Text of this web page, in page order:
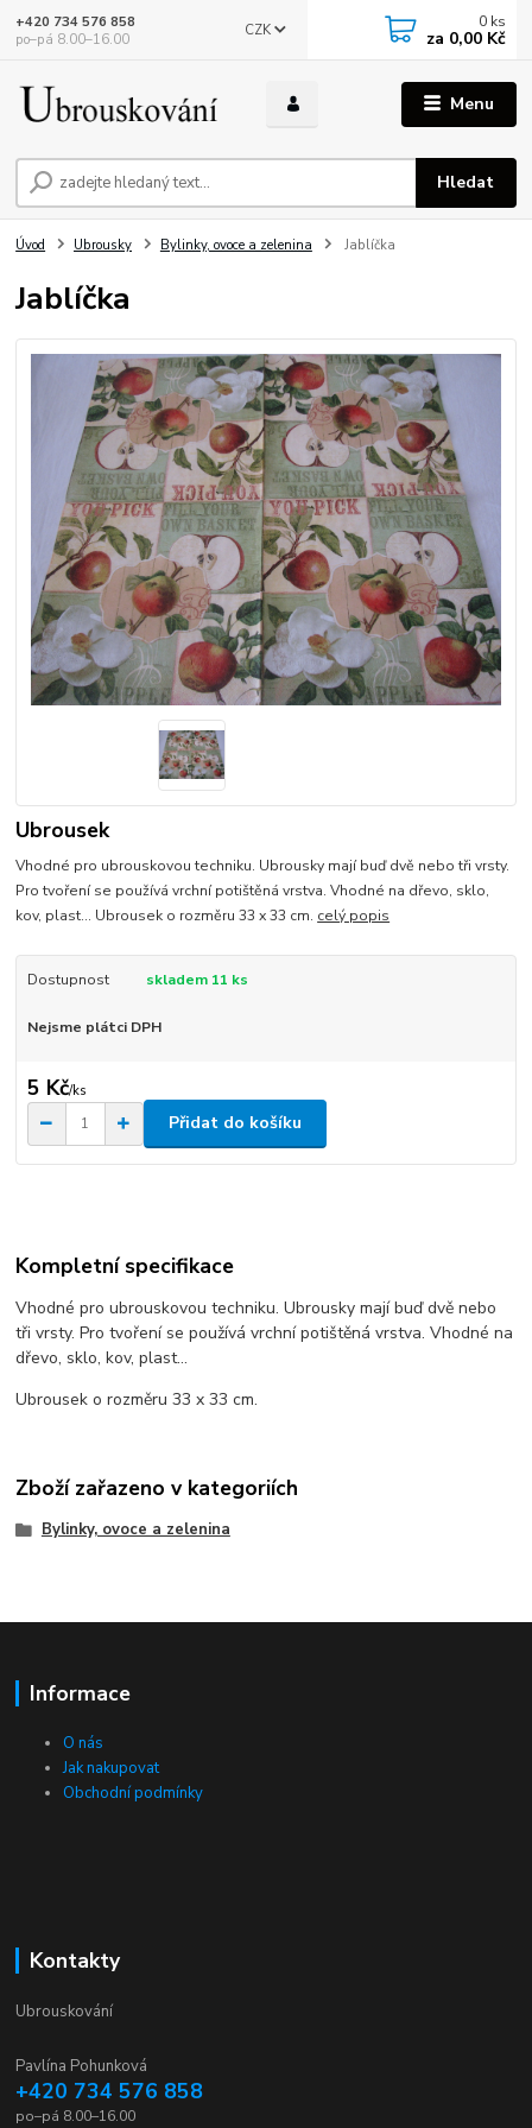
Menu
CZK
Hledat
+420 734 576 858
po–pá 8.00–16.00
0 ks
za 0,00 Kč
Úvod Ubrousky Bylinky, ovoce a zelenina Jablíčka
Jablíčka
Ubrousek
Vhodné pro ubrouskovou techniku. Ubrousky mají buď dvě nebo tři vrsty.
Pro tvoření se používá vrchní potištěná vrstva. Vhodné na dřevo, sklo,
kov, plast... Ubrousek o rozměru 33 x 33 cm. celý popis
Dostupnost skladem 11 ks
Nejsme plátci DPH
5 Kč/ks
Přidat do košíku
Kompletní specifikace
Vhodné pro ubrouskovou techniku. Ubrousky mají buď dvě nebo
tři vrsty. Pro tvoření se používá vrchní potištěná vrstva. Vhodné na
dřevo, sklo, kov, plast...
Ubrousek o rozměru 33 x 33 cm.
Zboží zařazeno v kategoriích
Bylinky, ovoce a zelenina
Informace
O nás
Jak nakupovat
Obchodní podmínky
Kontakty
Ubrouskování
Pavlína Pohunková
+420 734 576 858
po–pá 8.00–16.00